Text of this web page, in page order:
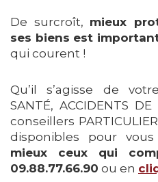
De surcroît, mieux
ses biens est
qui courent !
Qu’il s’agisse de
SANTÉ, ACCIDENTS
conseillers
disponibles pour
mieux ceux qui
09.88.77.66.90 ou en